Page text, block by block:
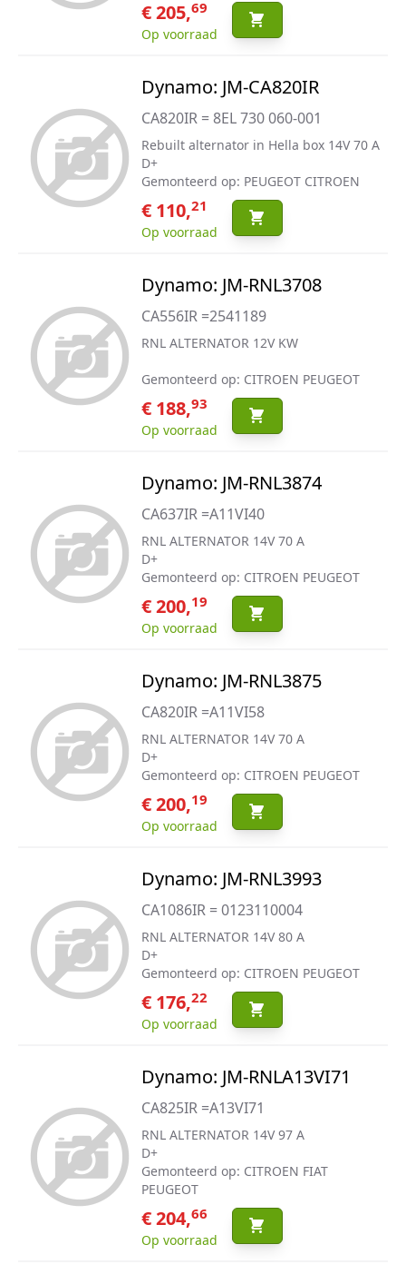
€ 205,69
Op voorraad
Dynamo: JM-CA820IR
CA820IR = 8EL 730 060-001
Rebuilt alternator in Hella box 14V 70 A
D+
Gemonteerd op: PEUGEOT CITROEN
€ 110,21
Op voorraad
Dynamo: JM-RNL3708
CA556IR =2541189
RNL ALTERNATOR 12V KW
Gemonteerd op: CITROEN PEUGEOT
€ 188,93
Op voorraad
Dynamo: JM-RNL3874
CA637IR =A11VI40
RNL ALTERNATOR 14V 70 A
D+
Gemonteerd op: CITROEN PEUGEOT
€ 200,19
Op voorraad
Dynamo: JM-RNL3875
CA820IR =A11VI58
RNL ALTERNATOR 14V 70 A
D+
Gemonteerd op: CITROEN PEUGEOT
€ 200,19
Op voorraad
Dynamo: JM-RNL3993
CA1086IR = 0123110004
RNL ALTERNATOR 14V 80 A
D+
Gemonteerd op: CITROEN PEUGEOT
€ 176,22
Op voorraad
Dynamo: JM-RNLA13VI71
CA825IR =A13VI71
RNL ALTERNATOR 14V 97 A
D+
Gemonteerd op: CITROEN FIAT
PEUGEOT
€ 204,66
Op voorraad